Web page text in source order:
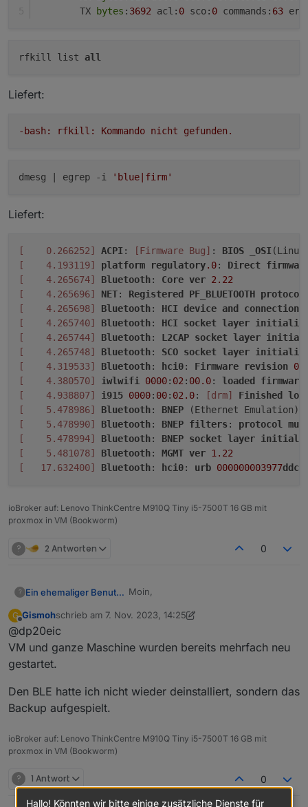
        TX
bytes : 3692 acl: 0 sco: 0 commands: 63
rfkill list all
Liefert:
-bash: rfkill: Kommando nicht gefunden.
dmesg | egrep -i 'blue|firm'
Liefert:
[    0.266252] ACPI : [Firmware Bug] : BIOS _OSI
[    4.193119]
platform regulatory.0: Direct
[    4.265674]
Bluetooth: Core ver 2.22
[    4.265696]
NET: Registered PF_BLUETOOTH protocol
[    4.265698]
Bluetooth: HCI device and connection
[    4.265740]
Bluetooth: HCI socket layer
[    4.265744]
Bluetooth: L2CAP socket layer
[    4.265748]
Bluetooth: SCO socket layer
[    4.319533]
Bluetooth: hci0: Firmware revision
[    4.380570]
iwlwifi 0000: 02: 00.0: loaded
firmware
[    4.938807]
i915 0000: 00: 02.0: [drm] Finished
[    5.478986]
Bluetooth: BNEP (Ethernet Emulation)
[    5.478990]
Bluetooth: BNEP filters : protocol
[    5.478994]
Bluetooth: BNEP socket layer
[    5.481078]
Bluetooth: MGMT ver 1.22
[   17.632400]
Bluetooth: hci0: urb 000000003977ddce
ioBroker auf: Lenovo ThinkCentre M910Q Tiny i5-7500T 16 GB mit
proxmox in VM (Bookworm)
? 2 Antworten 0
? Ein ehemaliger Benutzer Moin,
@gismohsagte in
Probleme:
testen, das dies auch klappt -
deinstalliert?
vorfindet, der ja auch schon die
G
Offline
Gismohschrieb am 7. Nov. 2023, 14:25
zuletzt editiert von Gismoh11. Juli 2023, 15:53
@dp20eic
VM und ganze Maschine wurden bereits mehrfach neu
gestartet.
Den BLE hatte ich nicht wieder deinstalliert, sondern das
Backup aufgespielt.
ioBroker auf: Lenovo ThinkCentre M910Q Tiny i5-7500T 16 GB mit
proxmox in VM (Bookworm)
? 1 Antwort 0
Hallo! Könnten wir bitte einige zusätzliche Dienste für